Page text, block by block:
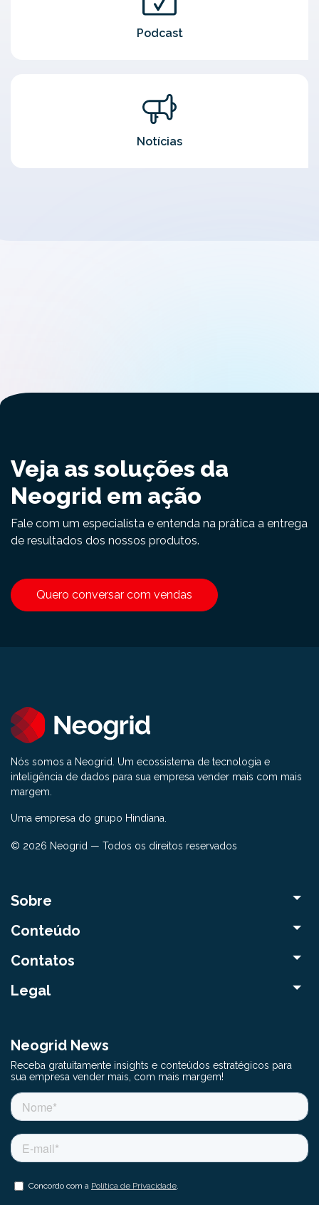
Podcast
Notícias
Veja as soluções da
Neogrid em ação
Fale com um especialista e entenda na prática a entrega
de resultados dos nossos produtos.
Quero conversar com vendas
Nós somos a Neogrid. Um ecossistema de tecnologia e
inteligência de dados para sua empresa vender mais com mais
margem.
Uma empresa do grupo Hindiana.
© 2026 Neogrid — Todos os direitos reservados
Sobre
Conteúdo
Contatos
Legal
Neogrid News